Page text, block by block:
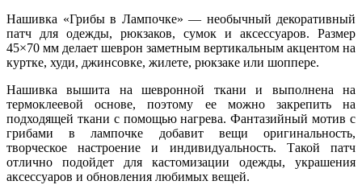
Нашивка «Грибы в Лампочке» — необычный декоративный
патч для одежды, рюкзаков, сумок и аксессуаров. Размер
45×70 мм делает шеврон заметным вертикальным акцентом на
куртке, худи, джинсовке, жилете, рюкзаке или шоппере.
Нашивка вышита на шевронной ткани и выполнена на
термоклеевой основе, поэтому ее можно закрепить на
подходящей ткани с помощью нагрева. Фантазийный мотив с
грибами в лампочке добавит вещи оригинальность,
творческое настроение и индивидуальность. Такой патч
отлично подойдет для кастомизации одежды, украшения
аксессуаров и обновления любимых вещей.